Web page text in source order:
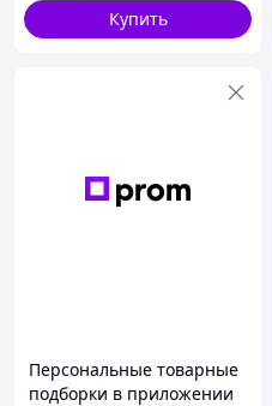
Купить
Персональные товарные
подборки в приложении